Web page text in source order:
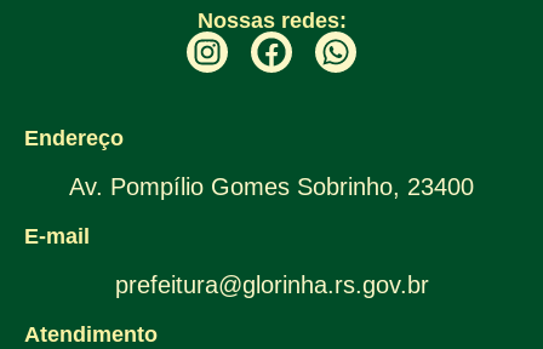
Nossas redes:
Endereço
Av. Pompílio Gomes Sobrinho, 23400
E-mail
prefeitura@glorinha.rs.gov.br
Atendimento